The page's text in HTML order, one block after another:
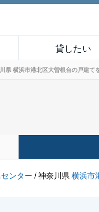
貸したい
県 横浜市港北区大曽根台の戸建
ンター / 神奈川県横浜市